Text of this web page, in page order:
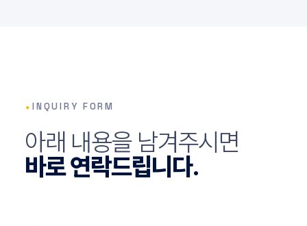
✦INQUIRY FORM
아래 내용을 남겨주시면
바로 연락드립니다.